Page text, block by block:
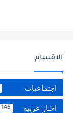
الاقسام
اجتماعيات
اخبار عربية 146